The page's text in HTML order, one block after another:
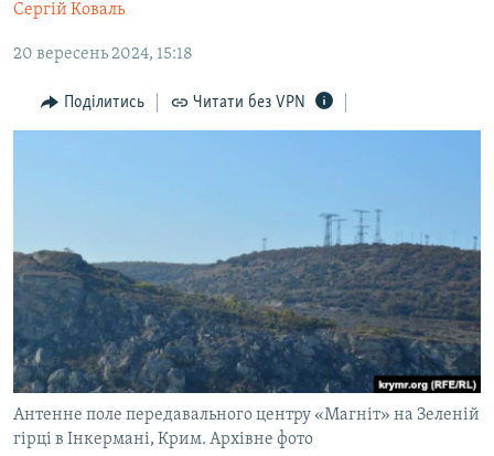
Перейти
до
ПОГЛЯД
ІНТЕРВ'Ю
ВСЕ ЗА ДЕНЬ
СВІДЧЕННЯ ОКУПАЦІЇ
УКРАЇНСЬКА ПРОБЛЕМА КРИМУ
ІНФОГРАФІКА
Qırımtatar
ДОЛУЧАЙСЯ!
Усі сайти RFE/RL
Сергій Коваль
20 вересень 2024, 15:18
Поділитись Читати без VPN
Антенне поле передавального центру «Магніт» на Зеленій
гірці в Інкермані, Крим. Архівне фото